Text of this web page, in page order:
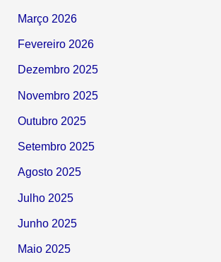
Março 2026
Fevereiro 2026
Dezembro 2025
Novembro 2025
Outubro 2025
Setembro 2025
Agosto 2025
Julho 2025
Junho 2025
Maio 2025